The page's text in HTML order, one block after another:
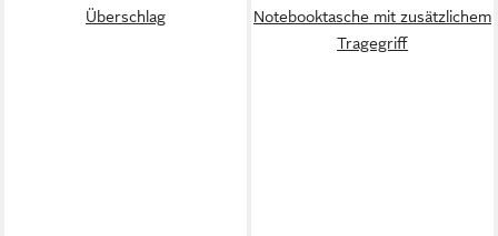
Überschlag
Notebooktasche mit zusätzlichem
Tragegriff